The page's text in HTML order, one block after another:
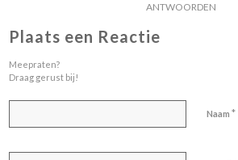
ANTWOORDEN
Plaats een Reactie
Meepraten?
Draag gerust bij!
Naam*